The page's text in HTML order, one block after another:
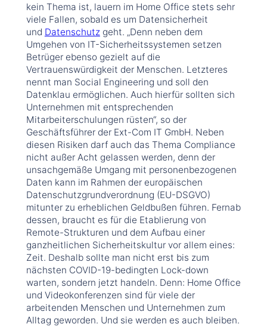
kein Thema ist, lauern im Home Office stets sehr
viele Fallen, sobald es um Datensicherheit
und Datenschutzgeht. „Denn neben dem
Umgehen von IT-Sicherheitssystemen setzen
Betrüger ebenso gezielt auf die
Vertrauenswürdigkeit der Menschen. Letzteres
nennt man Social Engineering und soll den
Datenklau ermöglichen. Auch hierfür sollten sich
Unternehmen mit entsprechenden
Mitarbeiterschulungen rüsten“, so der
Geschäftsführer der Ext-Com IT GmbH. Neben
diesen Risiken darf auch das Thema Compliance
nicht außer Acht gelassen werden, denn der
unsachgemäße Umgang mit personenbezogenen
Daten kann im Rahmen der europäischen
Datenschutzgrundverordnung (EU-DSGVO)
mitunter zu erheblichen Geldbußen führen. Fernab
dessen, braucht es für die Etablierung von
Remote-Strukturen und dem Aufbau einer
ganzheitlichen Sicherheitskultur vor allem eines:
Zeit. Deshalb sollte man nicht erst bis zum
nächsten COVID-19-bedingten Lock-down
warten, sondern jetzt handeln. Denn: Home Office
und Videokonferenzen sind für viele der
arbeitenden Menschen und Unternehmen zum
Alltag geworden. Und sie werden es auch bleiben.